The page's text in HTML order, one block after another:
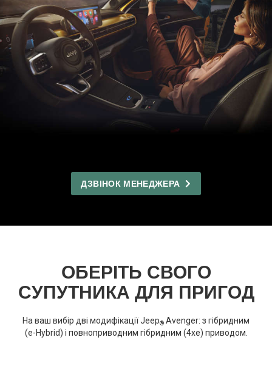
ДЗВІНОК МЕНЕДЖЕРА
ОБЕРІТЬ СВОГО
СУПУТНИКА ДЛЯ ПРИГОД
На ваш вибір дві модифікації Jeep® Avenger: з гібридним
(e-Hybrid) і повноприводним гібридним (4xe) приводом.